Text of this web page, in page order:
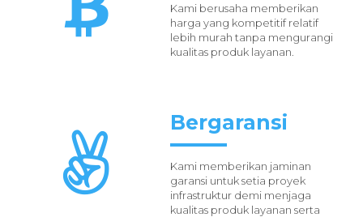
Kami berusaha memberikan
harga yang kompetitif relatif
lebih murah tanpa mengurangi
kualitas produk layanan.
Bergaransi
Kami memberikan jaminan
garansi untuk setia proyek
infrastruktur demi menjaga
kualitas produk layanan serta